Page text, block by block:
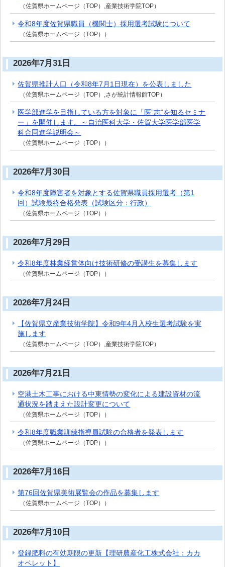
（佐賀県ホームページ（TOP）,産業技術学院TOP）
令和8年度佐賀県職員（機関士）採用選考試験について
（佐賀県ホームページ（TOP））
2026年7月31日
佐賀県推計人口（令和8年7月1日現在）を公表しました
（佐賀県ホームページ（TOP）,さが統計情報館TOP）
医学部進学を目指している方を対象に「医”志”を知るセミナ
ー」を開催します。～自治医科大学・佐賀大学医学部医学
科合同進学説明会～
（佐賀県ホームページ（TOP））
2026年7月30日
令和8年度障害者を対象とする佐賀県職員採用選考（第1
回）試験最終合格発表（試験区分：行政）
（佐賀県ホームページ（TOP））
2026年7月29日
令和8年度林業経営体向け技術研修の受講生を募集します
（佐賀県ホームページ（TOP））
2026年7月24日
【佐賀県立産業技術学院】令和9年4月入校生選考試験を実
施します
（佐賀県ホームページ（TOP）,産業技術学院TOP）
2026年7月21日
空港土木工事における中東情勢の変化による建設資材の流
通状況を踏まえた設計変更について
（佐賀県ホームページ（TOP））
令和8年度職業訓練指導員試験の合格者を発表します
（佐賀県ホームページ（TOP））
2026年7月16日
第76回佐賀県美術展覧会の作品を募集します
（佐賀県ホームページ（TOP））
2026年7月10日
登録肥料の有効期限の更新【理研農産化工株式会社：カカ
オペレット】